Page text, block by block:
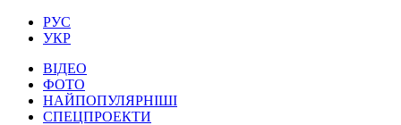
РУС
УКР
ВІДЕО
ФОТО
НАЙПОПУЛЯРНІШІ
СПЕЦПРОЕКТИ